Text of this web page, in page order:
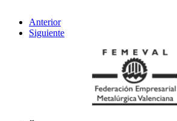
Anterior
Siguiente